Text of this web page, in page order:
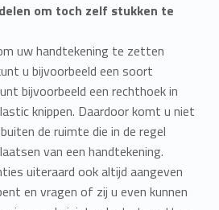
om toch zelf stukken te
uw handtekening te zetten
u bijvoorbeeld een soort
bijvoorbeeld een rechthoek in
knippen. Daardoor komt u niet
de ruimte die in de regel
van een handtekening.
uiteraard ook altijd aangeven
en vragen of zij u even kunnen